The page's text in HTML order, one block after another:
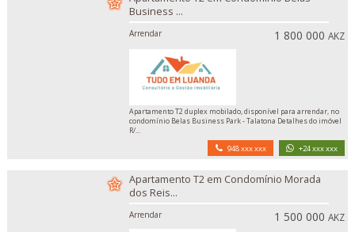
Business ...
Arrendar 1 800 000AKZ
Apartamento T2 duplex mobilado, disponível para arrendar, no
condomínio Belas Business Park - Talatona Detalhes do imóvel
R/...
948 xxx xxx +24 xxx xxx
Apartamento T2 em Condomínio Morada
dos Reis...
Arrendar 1 500 000AKZ